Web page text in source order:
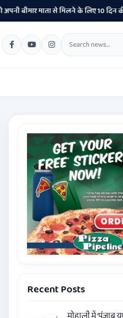
माता से मिलने के लिए 10 दिन की पैरोल
Recent Posts